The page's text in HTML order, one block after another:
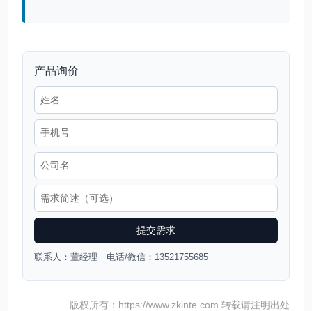
产品询价
提交需求
联系人：董经理 电话/微信：13521755685
版权所有：https://www.zkinte.com 转载请注明出处